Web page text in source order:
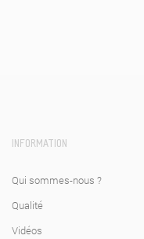
INFORMATION
Qui sommes-nous ?
Qualité
Vidéos